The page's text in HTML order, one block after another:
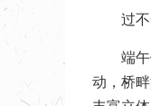
过
端
动，桥